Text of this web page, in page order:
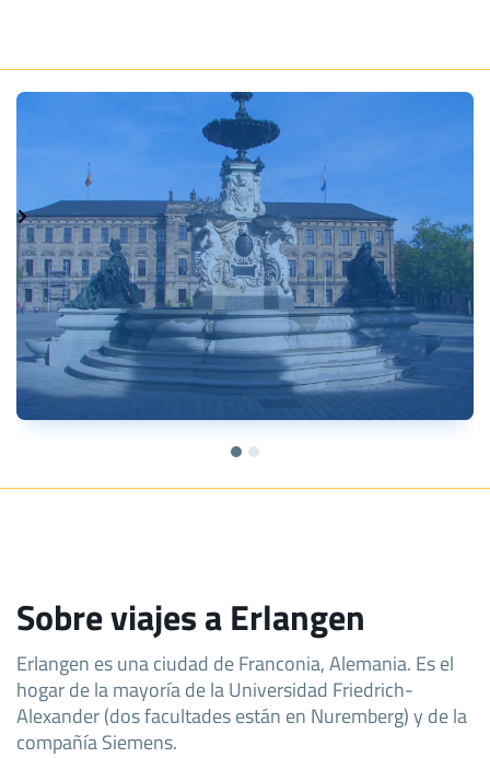
Sobre viajes a Erlangen
Erlangen es una ciudad de Franconia, Alemania. Es el
hogar de la mayoría de la Universidad Friedrich-
Alexander (dos facultades están en Nuremberg) y de la
compañía Siemens.